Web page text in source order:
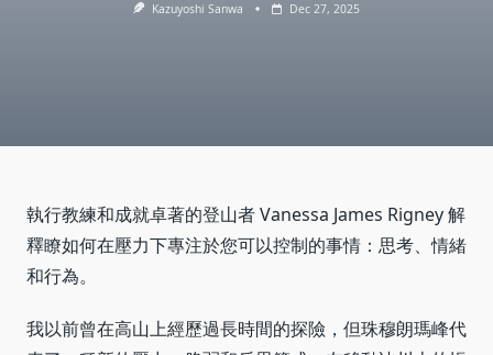
Kazuyoshi Sanwa Dec 27, 2025
執行教練和成就卓著的登山者 Vanessa James Rigney 解
釋瞭如何在壓力下專注於您可以控制的事情：思考、情緒
和行為。
我以前曾在高山上經歷過長時間的探險，但珠穆朗瑪峰代